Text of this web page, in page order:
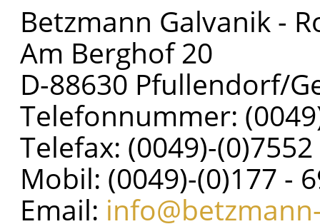
Betzmann Galvanik -
Am Berghof 20
D-88630 Pfullendorf/
Telefonnummer:
Telefax: (0049)-
Mobil: (0049)-(0)177 -
Email: